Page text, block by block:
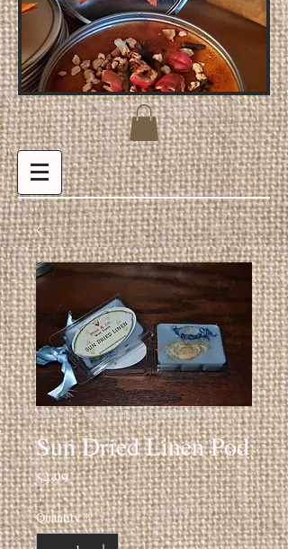
SKU: sku_5e89d7ad4850d_1586091949
Sun Dried Linen Pod
$4.99Price
Quantity *